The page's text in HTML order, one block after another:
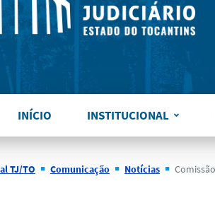
INÍCIO INSTITUCIONAL
TJ/TO Comunicação Notícias Comissão Gestora